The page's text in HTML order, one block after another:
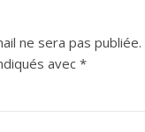
ne sera pas publiée.
avec *